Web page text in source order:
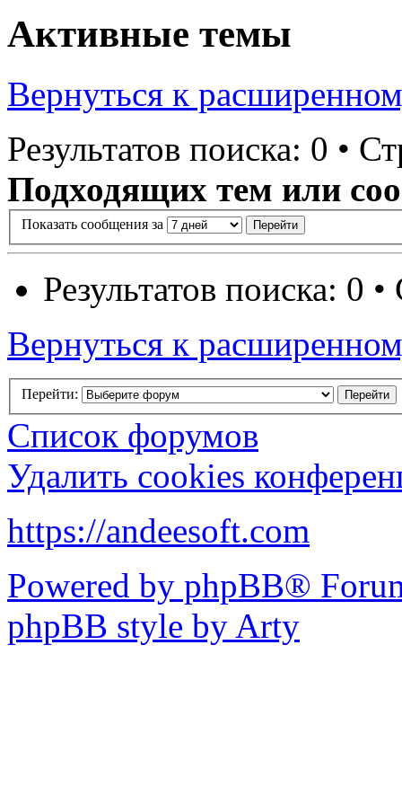
Активные темы
Вернуться к
Результатов поиска: 0 •
Подходящих тем или
Показать сообщения за
Результатов поиска: 0
Вернуться к
Перейти:
Список форумов
Удалить cookies
https://andeesoft.com
Powered by phpBB®
phpBB style by Arty